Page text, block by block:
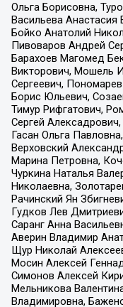
Ольга Борисовна,
Васильева Анастасия
Бойко Анатолий
Пивоваров Андрей
Барахоев Магомед
Викторович, Мошель
Сергеевич,
Борис Юльевич,
Тимур Рифгатович,
Сергей
Гасан Ольга
Верховский
Марина Петровна,
Чуркина Наталья
Николаевна,
Рачинский Ян
Гудков Лев
Саранг Анна
Аверин Владимир
Щур Николай
Мосин Алексей
Симонов Алексей
Мельникова
Владимировна,